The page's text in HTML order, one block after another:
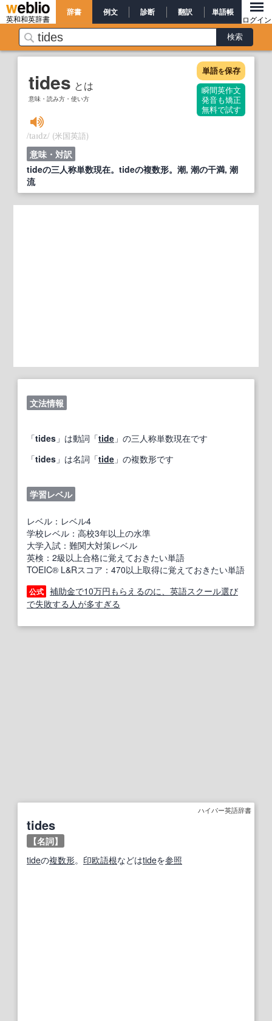
英和和英辞書
辞書 例文 診断 翻訳 単語帳
ログイン
tides とは
意味・読み方・使い方
単語を保存
瞬間英作文
発音も矯正
無料で試す
/taɪdz/ (米国英語)
意味・対訳
tideの三人称単数現在。tideの複数形。潮, 潮の干満, 潮
流
文法情報
「tides 」は動詞「tide 」の三人称単数現在です
「tides 」は名詞「tide 」の複数形です
学習レベル
レベル：レベル4
学校レベル：高校3年以上の水準
大学入試：難関大対策レベル
英検：2級以上合格に覚えておきたい単語
TOEIC® L&Rスコア：470以上取得に覚えておきたい単語
公式 補助金で10万円もらえるのに、英語スクール選び
で失敗する人が多すぎる
ハイパー英語辞書
tides
【名詞】
tideの複数形。 印欧語根などはtideを参照